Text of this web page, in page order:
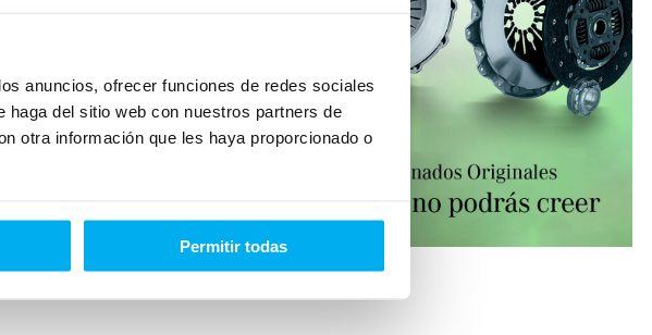
anuncios, ofrecer funciones de redes sociales
del sitio web con nuestros partners de
otra información que les haya proporcionado o
Permitir todas